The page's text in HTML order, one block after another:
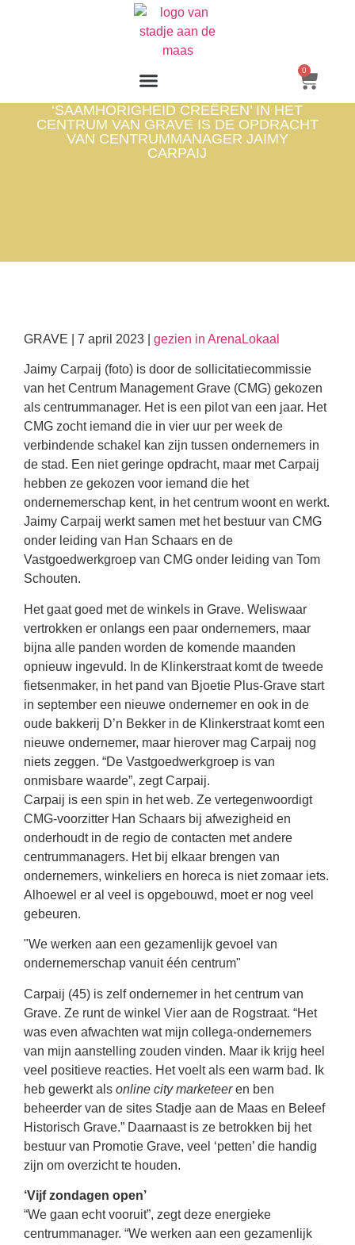
0
‘SAAMHORIGHEID CREËREN’ IN HET
CENTRUM VAN GRAVE IS DE OPDRACHT
VAN CENTRUMMANAGER JAIMY
CARPAIJ
GRAVE | 7 april 2023 | gezien in ArenaLokaal
Jaimy Carpaij (foto) is door de sollicitatiecommissie
van het Centrum Management Grave (CMG) gekozen
als centrummanager. Het is een pilot van een jaar. Het
CMG zocht iemand die in vier uur per week de
verbindende schakel kan zijn tussen ondernemers in
de stad. Een niet geringe opdracht, maar met Carpaij
hebben ze gekozen voor iemand die het
ondernemerschap kent, in het centrum woont en werkt.
Jaimy Carpaij werkt samen met het bestuur van CMG
onder leiding van Han Schaars en de
Vastgoedwerkgroep van CMG onder leiding van Tom
Schouten.
Het gaat goed met de winkels in Grave. Weliswaar
vertrokken er onlangs een paar ondernemers, maar
bijna alle panden worden de komende maanden
opnieuw ingevuld. In de Klinkerstraat komt de tweede
fietsenmaker, in het pand van Bjoetie Plus-Grave start
in september een nieuwe ondernemer en ook in de
oude bakkerij D’n Bekker in de Klinkerstraat komt een
nieuwe ondernemer, maar hierover mag Carpaij nog
niets zeggen. “De Vastgoedwerkgroep is van
onmisbare waarde”, zegt Carpaij.
Carpaij is een spin in het web. Ze vertegenwoordigt
CMG-voorzitter Han Schaars bij afwezigheid en
onderhoudt in de regio de contacten met andere
centrummanagers. Het bij elkaar brengen van
ondernemers, winkeliers en horeca is niet zomaar iets.
Alhoewel er al veel is opgebouwd, moet er nog veel
gebeuren.
We werken aan een gezamenlijk gevoel van
ondernemerschap vanuit één centrum
Carpaij (45) is zelf ondernemer in het centrum van
Grave. Ze runt de winkel Vier aan de Rogstraat. “Het
was even afwachten wat mijn collega-ondernemers
van mijn aanstelling zouden vinden. Maar ik krijg heel
veel positieve reacties. Het voelt als een warm bad. Ik
heb gewerkt als online city marketeeren ben
beheerder van de sites Stadje aan de Maas en Beleef
Historisch Grave.” Daarnaast is ze betrokken bij het
bestuur van Promotie Grave, veel ‘petten’ die handig
zijn om overzicht te houden.
‘Vijf zondagen open’
“We gaan echt vooruit”, zegt deze energieke
centrummanager. “We werken aan een gezamenlijk